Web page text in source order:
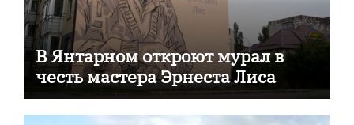
В Янтарном откроют мурал в
честь мастера Эрнеста Лиса